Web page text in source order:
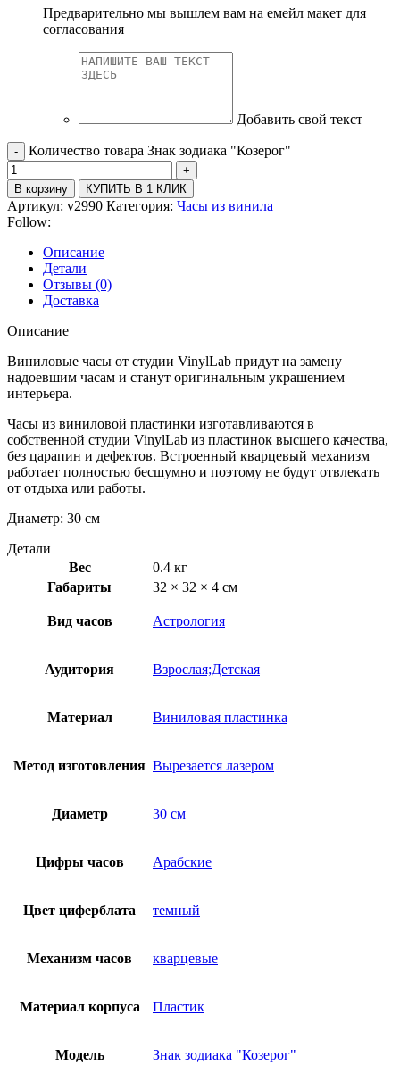
Предварительно мы вышлем вам на емейл макет для
согласования
Добавить свой текст
Количество товара Знак зодиака "Козерог"
В корзину КУПИТЬ В 1 КЛИК
Артикул: v2990 Категория: Часы из винила
Follow:
Описание
Детали
Отзывы (0)
Доставка
Описание
Виниловые часы от студии VinylLab придут на замену
надоевшим часам и станут оригинальным украшением
интерьера.
Часы из виниловой пластинки изготавливаются в
собственной студии VinylLab из пластинок высшего качества,
без царапин и дефектов. Встроенный кварцевый механизм
работает полностью бесшумно и поэтому не будут отвлекать
от отдыха или работы.
Диаметр: 30 см
Детали
Вес
0.4 кг
Габариты
32 × 32 × 4 см
Вид часов Астрология
Аудитория Взрослая;Детская
Материал Виниловая пластинка
Метод изготовления Вырезается лазером
Диаметр 30 см
Цифры часов Арабские
Цвет циферблата темный
Механизм часов кварцевые
Материал корпуса Пластик
Модель Знак зодиака "Козерог"